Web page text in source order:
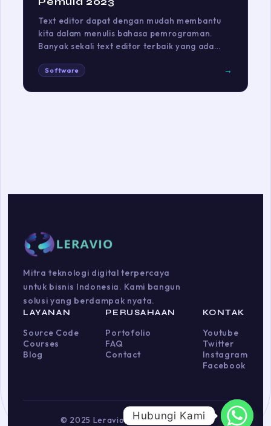
Text editor dapat dengan mudah membantu
kita dalam menulis bahasa pemrograman.
Banyak sekali text editor terbaik yang ada…
Software →
Mitra teknologi digital terpercaya
untuk bisnis Indonesia. Kami bangun
solusi yang berdampak nyata.
LAYANAN
Source Code
Courses
Blog
PERUSAHAAN
Portofolio
FAQ
Contact
KONTAK
Youtube
Twitter
Instagram
Facebook
© 2025 Leravio. Hak cipta dilindungi.
Hubungi Kami